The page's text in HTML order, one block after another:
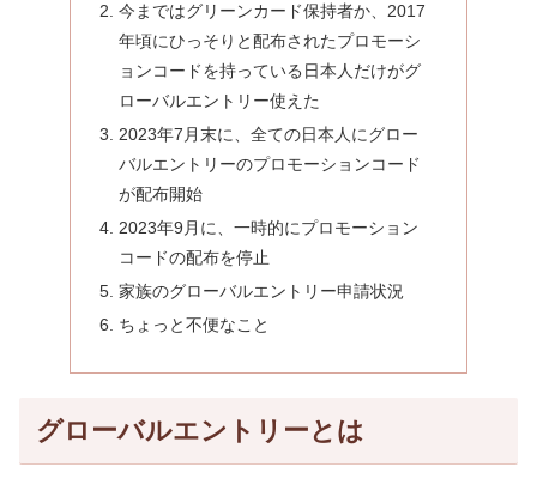
今まではグリーンカード保持者か、2017
年頃にひっそりと配布されたプロモーシ
ョンコードを持っている日本人だけがグ
ローバルエントリー使えた
2023年7月末に、全ての日本人にグロー
バルエントリーのプロモーションコード
が配布開始
2023年9月に、一時的にプロモーション
コードの配布を停止
家族のグローバルエントリー申請状況
ちょっと不便なこと
グローバルエントリーとは